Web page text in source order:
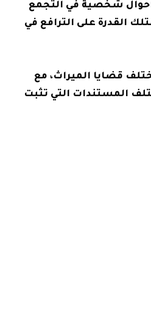
احوال شخصية في التجمع
القدرة على الترافع في
قضايا الميراث، مع
المستندات التي تثبت